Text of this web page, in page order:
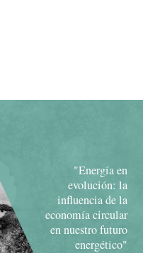
"Energía en
evolución: la
influencia de la
economía circular
en nuestro futuro
energético"